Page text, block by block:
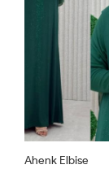
Ahenk Elbise